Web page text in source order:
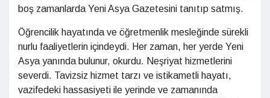
boş zamanlarda Yeni Asya Gazetesini tanıtıp satmış.
Öğrencilik hayatında ve öğretmenlik mesleğinde sürekli
nurlu faaliyetlerin içindeydi. Her zaman, her yerde Yeni
Asya yanında bulunur, okurdu. Neşriyat hizmetlerini
severdi. Tavizsiz hizmet tarzı ve istikametli hayatı,
vazifedeki hassasiyeti ile yerinde ve zamanında